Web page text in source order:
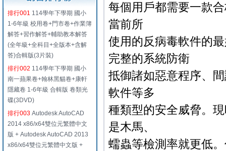
排行001 114學年下學期 國小
1-6年級 校用卷+門市卷+作業簿
解答+習作解答+輔助教本解答
(全年級+全科目+全版本+含解
答)合輯版(3片裝)
排行002 114學年下學期 國小
南一蘋果卷+翰林黑貓卷+康軒
隱藏卷 1-6年級 合輯版 卷類光
碟(3DVD)
排行003 Autodesk AutoCAD
2014 x86/x64雙位元繁體中文
版 + Autodesk AutoCAD 2013
x86/x64雙位元繁體中文版 +
每個用戶都需要一款
當前所
使用的反病毒軟件的
完整的系統防衛
抵御諸如惡意程序、
軟件等多
種類型的安全威脅。
是木馬、
蠕蟲等檢測率就更低